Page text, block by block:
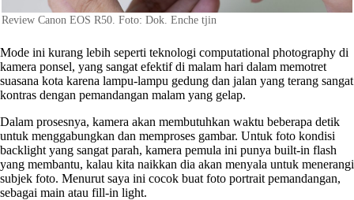
Review Canon EOS R50. Foto: Dok. Enche tjin
Mode ini kurang lebih seperti teknologi computational photography di
kamera ponsel, yang sangat efektif di malam hari dalam memotret
suasana kota karena lampu-lampu gedung dan jalan yang terang sangat
kontras dengan pemandangan malam yang gelap.
Dalam prosesnya, kamera akan membutuhkan waktu beberapa detik
untuk menggabungkan dan memproses gambar. Untuk foto kondisi
backlight yang sangat parah, kamera pemula ini punya built-in flash
yang membantu, kalau kita naikkan dia akan menyala untuk menerangi
subjek foto. Menurut saya ini cocok buat foto portrait pemandangan,
sebagai main atau fill-in light.